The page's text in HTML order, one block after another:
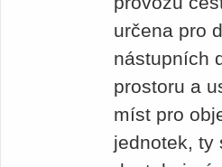
určena pro
nástupních
prostoru a
míst pro
jednotek, ty